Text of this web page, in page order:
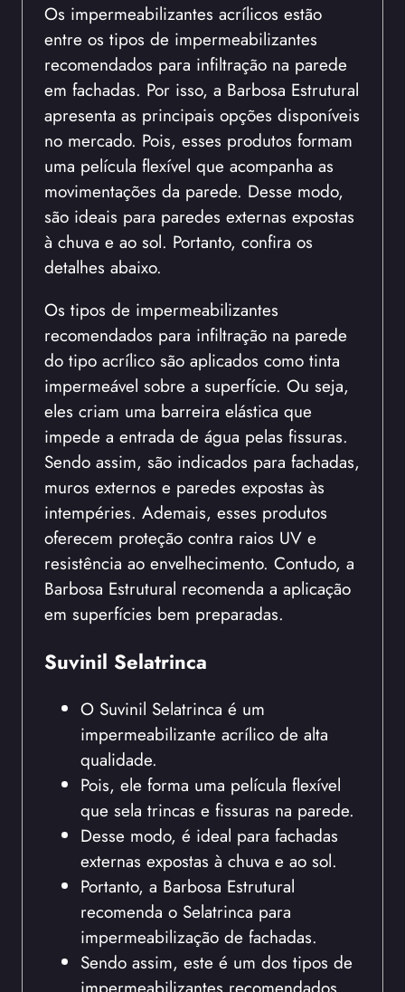
Os impermeabilizantes acrílicos estão
entre os tipos de impermeabilizantes
recomendados para infiltração na parede
em fachadas. Por isso, a Barbosa Estrutural
apresenta as principais opções disponíveis
no mercado. Pois, esses produtos formam
uma película flexível que acompanha as
movimentações da parede. Desse modo,
são ideais para paredes externas expostas
à chuva e ao sol. Portanto, confira os
detalhes abaixo.
Os tipos de impermeabilizantes
recomendados para infiltração na parede
do tipo acrílico são aplicados como tinta
impermeável sobre a superfície. Ou seja,
eles criam uma barreira elástica que
impede a entrada de água pelas fissuras.
Sendo assim, são indicados para fachadas,
muros externos e paredes expostas às
intempéries. Ademais, esses produtos
oferecem proteção contra raios UV e
resistência ao envelhecimento. Contudo, a
Barbosa Estrutural recomenda a aplicação
em superfícies bem preparadas.
Suvinil Selatrinca
O Suvinil Selatrinca é um
impermeabilizante acrílico de alta
qualidade.
Pois, ele forma uma película flexível
que sela trincas e fissuras na parede.
Desse modo, é ideal para fachadas
externas expostas à chuva e ao sol.
Portanto, a Barbosa Estrutural
recomenda o Selatrinca para
impermeabilização de fachadas.
Sendo assim, este é um dos tipos de